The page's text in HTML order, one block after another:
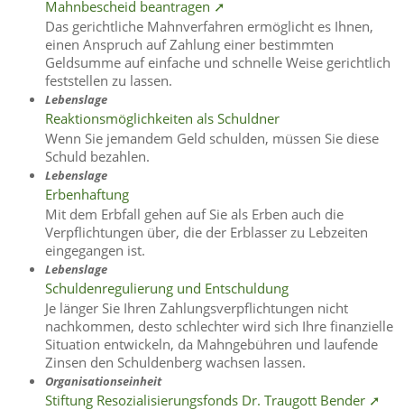
Mahnbescheid beantragen ➚
Das gerichtliche Mahnverfahren ermöglicht es Ihnen,
einen Anspruch auf Zahlung einer bestimmten
Geldsumme auf einfache und schnelle Weise gerichtlich
feststellen zu lassen.
Lebenslage
Reaktionsmöglichkeiten als Schuldner
Wenn Sie jemandem Geld schulden, müssen Sie diese
Schuld bezahlen.
Lebenslage
Erbenhaftung
Mit dem Erbfall gehen auf Sie als Erben auch die
Verpflichtungen über, die der Erblasser zu Lebzeiten
eingegangen ist.
Lebenslage
Schuldenregulierung und Entschuldung
Je länger Sie Ihren Zahlungsverpflichtungen nicht
nachkommen, desto schlechter wird sich Ihre finanzielle
Situation entwickeln, da Mahngebühren und laufende
Zinsen den Schuldenberg wachsen lassen.
Organisationseinheit
Stiftung Resozialisierungsfonds Dr. Traugott Bender ➚